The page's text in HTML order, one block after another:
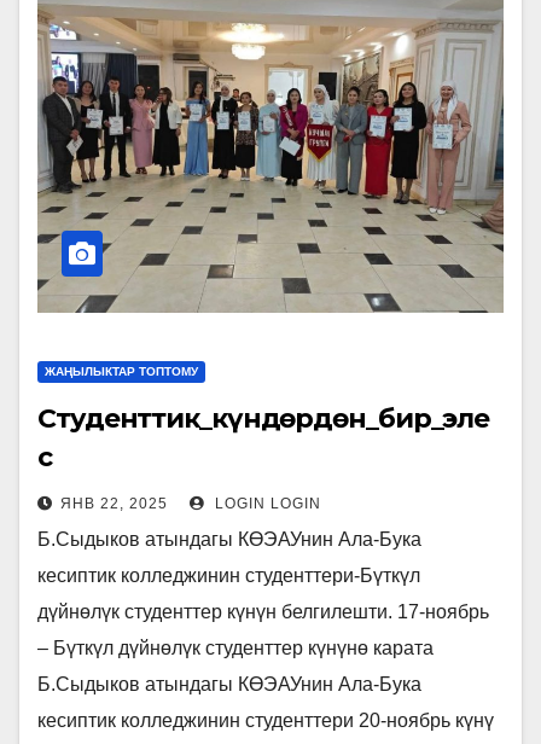
ЖАҢЫЛЫКТАР ТОПТОМУ
Студенттик_күндөрдөн_бир_эле
с
ЯНВ 22, 2025 LOGIN LOGIN
Б.Сыдыков атындагы КӨЭАУнин Ала-Бука
кесиптик колледжинин студенттери-Бүткүл
дүйнөлүк студенттер күнүн белгилешти. 17-ноябрь
– Бүткүл дүйнөлүк студенттер күнүнө карата
Б.Сыдыков атындагы КӨЭАУнин Ала-Бука
кесиптик колледжинин студенттери 20-ноябрь күнү